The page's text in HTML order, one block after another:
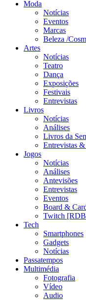
Moda
Notícias
Eventos
Marcas
Beleza /
Artes
Notícias
Teatro
Dança
Exposições
Festivais
Entrevistas
Livros
Notícias
Análises
Livros da
Entrevistas
Jogos
Notícias
Análises
Antevisões
Entrevistas
Eventos
Board &
Twitch
Tech
Smartphones
Gadgets
Notícias
Passatempos
Multimédia
Fotografia
Vídeo
Audio